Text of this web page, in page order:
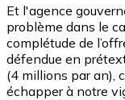
Et l'agence
problème dans le
complétude de
défendue en
(4 millions par an),
échapper à notre